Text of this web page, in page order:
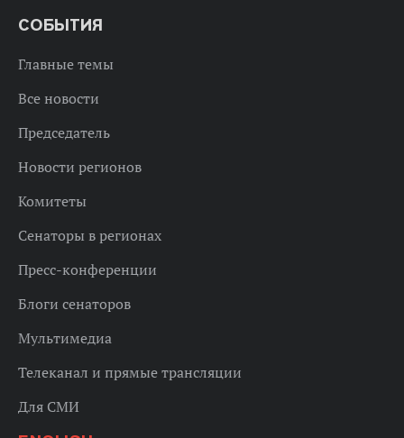
СОБЫТИЯ
Главные темы
Все новости
Председатель
Новости регионов
Комитеты
Сенаторы в регионах
Пресс-конференции
Блоги сенаторов
Мультимедиа
Телеканал и прямые трансляции
Для СМИ